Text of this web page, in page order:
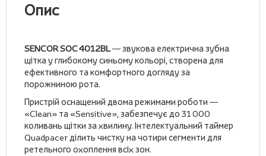
Опис
SENCOR SOC 4012BL— звукова електрична зубна
щітка у глибокому синьому кольорі, створена для
ефективного та комфортного догляду за
порожниною рота.
Пристрій оснащений двома режимами роботи —
«Clean» та «Sensitive», забезпечує до 31 000
коливань щітки за хвилину. Інтелектуальний таймер
Quadpacer ділить чистку на чотири сегменти для
ретельного охоплення всіх зон.